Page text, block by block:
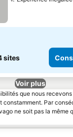
sites
Voir plus
que nous
constamment. Par
ne soit pas la même